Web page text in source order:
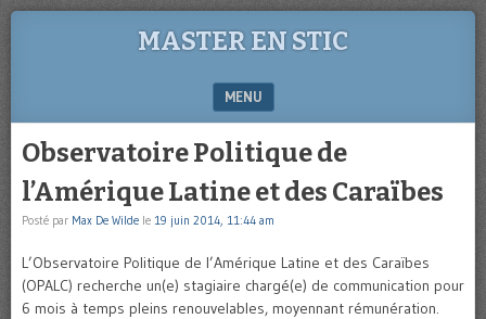
MASTER EN STIC
MENU
Observatoire Politique de
l’Amérique Latine et des Caraïbes
Posté par Max De Wilde le 19 juin 2014, 11:44 am
L’Observatoire Politique de l’Amérique Latine et des Caraïbes
(OPALC) recherche un(e) stagiaire chargé(e) de communication pour
6 mois à temps pleins renouvelables, moyennant rémunération.